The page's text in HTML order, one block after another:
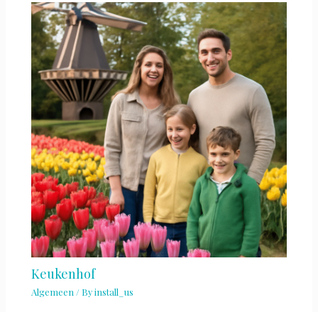
Keukenhof
Algemeen / Byinstall_us